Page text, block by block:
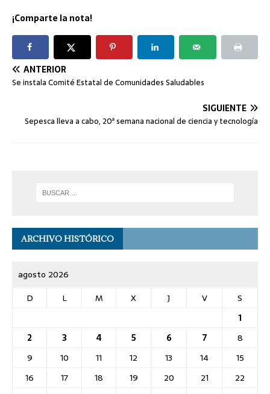
¡Comparte la nota!
ANTERIOR
Se instala Comité Estatal de Comunidades Saludables
SIGUIENTE
Sepesca lleva a cabo, 20ª semana nacional de ciencia y tecnología
ARCHIVO HISTÓRICO
agosto 2026
D
L M X J V
S
1
2
3 4 5 6 7
8
9
10 11 12 13 14
15
16
17 18 19 20 21
22